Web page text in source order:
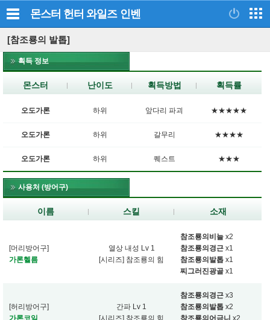
몬스터 헌터 와일즈 인벤
[참조룡의 발톱]
획득 정보
몬스터 난이도 획득방법 획득률
오도가론 하위 앞다리 파괴 ★★★★★
오도가론 하위 갈무리 ★★★★
오도가론 하위 퀘스트 ★★★
사용처 (방어구)
이름 스킬 소재
[머리방어구]
가론헬름
열상 내성 Lv 1
[시리즈] 참조룡의 힘
참조룡의비늘 x2
참조룡의경근 x1
참조룡의발톱 x1
찌그러진광골 x1
[허리방어구]
가론코일
간파 Lv 1
[시리즈] 참조룡의 힘
참조룡의경근 x3
참조룡의발톱 x2
참조룡의어금니 x2